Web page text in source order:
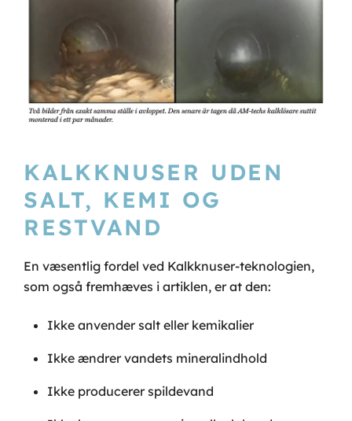
KALKKNUSER UDEN
SALT, KEMI OG
RESTVAND
En væsentlig fordel ved Kalkknuser-teknologien,
som også fremhæves i artiklen, er at den:
Ikke anvender salt eller kemikalier
Ikke ændrer vandets mineralindhold
Ikke producerer spildevand